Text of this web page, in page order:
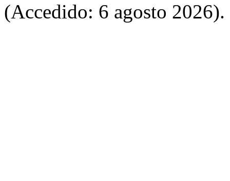
(Accedido: 6 agosto 2026).